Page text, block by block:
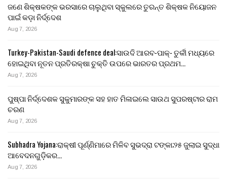
ଜଣେ ଶିକ୍ଷକଙ୍କ ଭରସାରେ ଚାଲୁଥିବା ସ୍କୁଲରେ ତୁରନ୍ତ ଶିକ୍ଷକ ନିୟୋଜନ
ପାଇଁ କଡ଼ା ନିର୍ଦ୍ଦେଶ
Aug 7, 2026
Turkey-Pakistan-Saudi defence deal:ସାଉଦି ଆରବ-ପାକ୍- ତୁର୍କୀ ମଧ୍ୟରେ
ହୋଇଥିବା ନୂତନ ପ୍ରତିରକ୍ଷା ଚୁକ୍ତି ଉପରେ ଭାରତର ପ୍ରଥମ…
Aug 7, 2026
ପୁଷ୍ପା ନିର୍ଦ୍ଦେଶକ ସୁକୁମାରଙ୍କ ସହ ହାତ ମିଳାଇଲେ ସାଉଥ ସୁପରଷ୍ଟାର ରାମ
ଚରଣ
Aug 7, 2026
Subhadra Yojana:ରାକ୍ଷୀ ପୂର୍ଣ୍ଣିମାରେ ମିଳିବ ସୁଭଦ୍ରା ଟଙ୍କା;୨୫ ଜୁଲାଇ ସୁଦ୍ଧା
ଆବେଦନଗୁଡ଼ିକର…
Aug 7, 2026